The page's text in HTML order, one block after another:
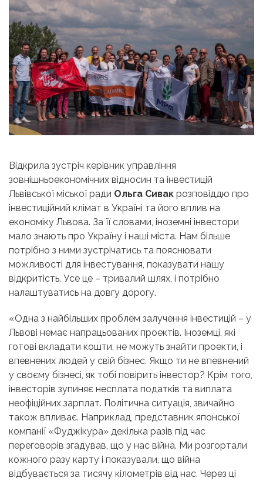
Відкрила зустріч керівник управління
зовнішньоекономічних відносин та інвестицій
Львівської міської ради Ольга Сивак розповіддю про
інвестиційний клімат в Україні та його вплив на
економіку Львова. За її словами, іноземні інвестори
мало знають про Україну і наші міста. Нам більше
потрібно з ними зустрічатись та пояснювати
можливості для інвестування, показувати нашу
відкритість. Усе це – тривалий шлях, і потрібно
налаштуватись на довгу дорогу.
«Одна з найбільших проблем залучення інвестицій – у
Львові немає напрацьованих проектів. Іноземці, які
готові вкладати кошти, не можуть знайти проекти, і
впевнених людей у свій бізнес. Якщо ти не впевнений
у своєму бізнесі, як тобі повірить інвестор? Крім того,
інвесторів зупиняє несплата податків та виплата
неофіційних зарплат. Політична ситуація, звичайно
також впливає. Наприклад, представник японської
компанії «Фуджікура» декілька разів під час
переговорів згадував, що у нас війна. Ми розгортали
кожного разу карту і показували, що війна
відбувається за тисячу кілометрів від нас. Через ці